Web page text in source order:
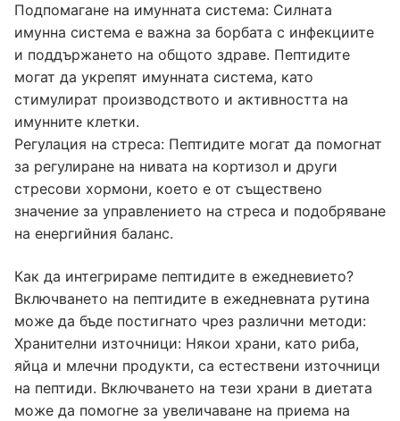
Подпомагане на имунната система: Силната
имунна система е важна за борбата с инфекциите
и поддържането на общото здраве. Пептидите
могат да укрепят имунната система, като
стимулират производството и активността на
имунните клетки.
Регулация на стреса: Пептидите могат да помогнат
за регулиране на нивата на кортизол и други
стресови хормони, което е от съществено
значение за управлението на стреса и подобряване
на енергийния баланс.
Как да интегрираме пептидите в ежедневието?
Включването на пептидите в ежедневната рутина
може да бъде постигнато чрез различни методи:
Хранителни източници: Някои храни, като риба,
яйца и млечни продукти, са естествени източници
на пептиди. Включването на тези храни в диетата
може да помогне за увеличаване на приема на